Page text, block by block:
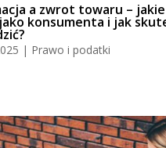
a zwrot towaru –
konsumenta i jak
| Prawo i podatki